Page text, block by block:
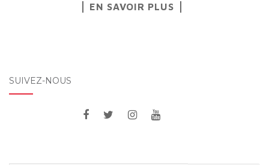
EN SAVOIR PLUS
SUIVEZ-NOUS